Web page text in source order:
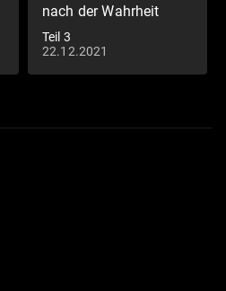
nach der Wahrheit
Teil 3
22.12.2021